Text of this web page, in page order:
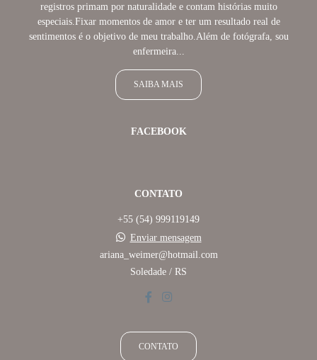
registros primam por naturalidade e contam histórias muito
especiais.Fixar momentos de amor e ter um resultado real de
sentimentos é o objetivo de meu trabalho.Além de fotógrafa, sou
enfermeira...
SAIBA MAIS
FACEBOOK
CONTATO
+55 (54) 999119149
Enviar mensagem
ariana_weimer@hotmail.com
Soledade / RS
CONTATO